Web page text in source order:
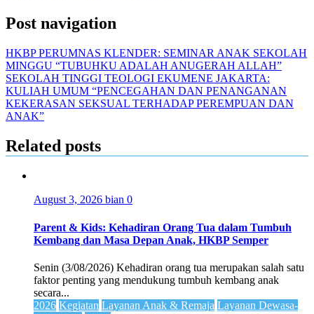
Post navigation
HKBP PERUMNAS KLENDER: SEMINAR ANAK SEKOLAH
MINGGU “TUBUHKU ADALAH ANUGERAH ALLAH”
SEKOLAH TINGGI TEOLOGI EKUMENE JAKARTA:
KULIAH UMUM “PENCEGAHAN DAN PENANGANAN
KEKERASAN SEKSUAL TERHADAP PEREMPUAN DAN
ANAK”
Related posts
August 3, 2026 bian 0
Parent & Kids: Kehadiran Orang Tua dalam Tumbuh
Kembang dan Masa Depan Anak, HKBP Semper
Senin (3/08/2026) Kehadiran orang tua merupakan salah satu
faktor penting yang mendukung tumbuh kembang anak
secara...
2026 Kegiatan Layanan Anak & Remaja Layanan Dewasa-